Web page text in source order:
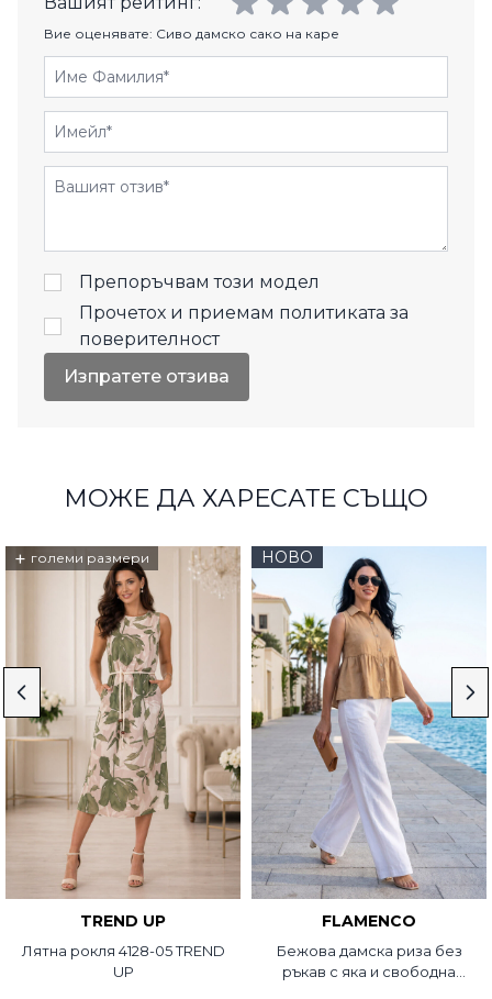
Вие оценявате: Сиво дамско сако на каре
Име Фамилия
Имейл
Отзиви
Препоръчвам този модел
Прочетох и приемам политиката за
поверителност
Изпратете отзива
МОЖЕ ДА ХАРЕСАТЕ СЪЩО
+ големи размери
TREND UP
Лятна рокля 4128-05 TREND
UP
НОВО
FLAMENCO
Бежова дамска риза без
ръкав с яка и свободна